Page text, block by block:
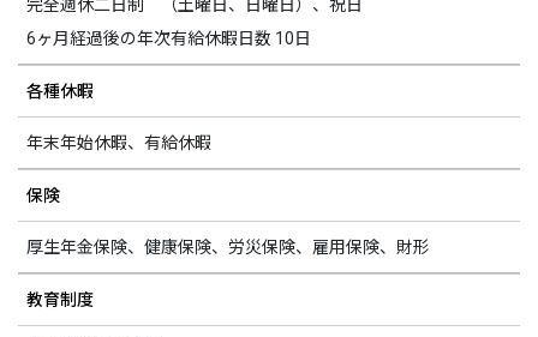
完全週休二日制 （土曜日、日曜日）、祝日
6ヶ月経過後の年次有給休暇日数 10日
各種休暇
年末年始休暇、有給休暇
保険
厚生年金保険、健康保険、労災保険、雇用保険、財形
教育制度